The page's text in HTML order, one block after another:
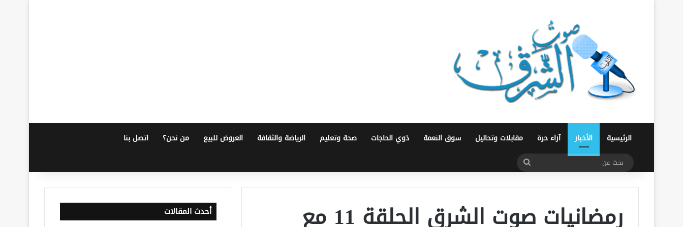
الرئيسية الأخبار آراء حرة مقابلات وتحاليل سوق النعمة ذوي الحاجات صحة وتعليم الرياضة والثقافة العروض للبيع من نحن؟ اتصل بنا
بحث
رمضانيات صوت الشرق الحلقة 11 مع أحدث المقالات